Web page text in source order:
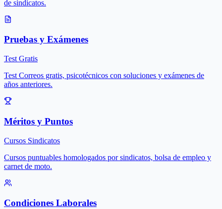
de sindicatos.
Pruebas y Exámenes
Test Gratis
Test Correos gratis, psicotécnicos con soluciones y exámenes de
años anteriores.
Méritos y Puntos
Cursos Sindicatos
Cursos puntuables homologados por sindicatos, bolsa de empleo y
carnet de moto.
Condiciones Laborales